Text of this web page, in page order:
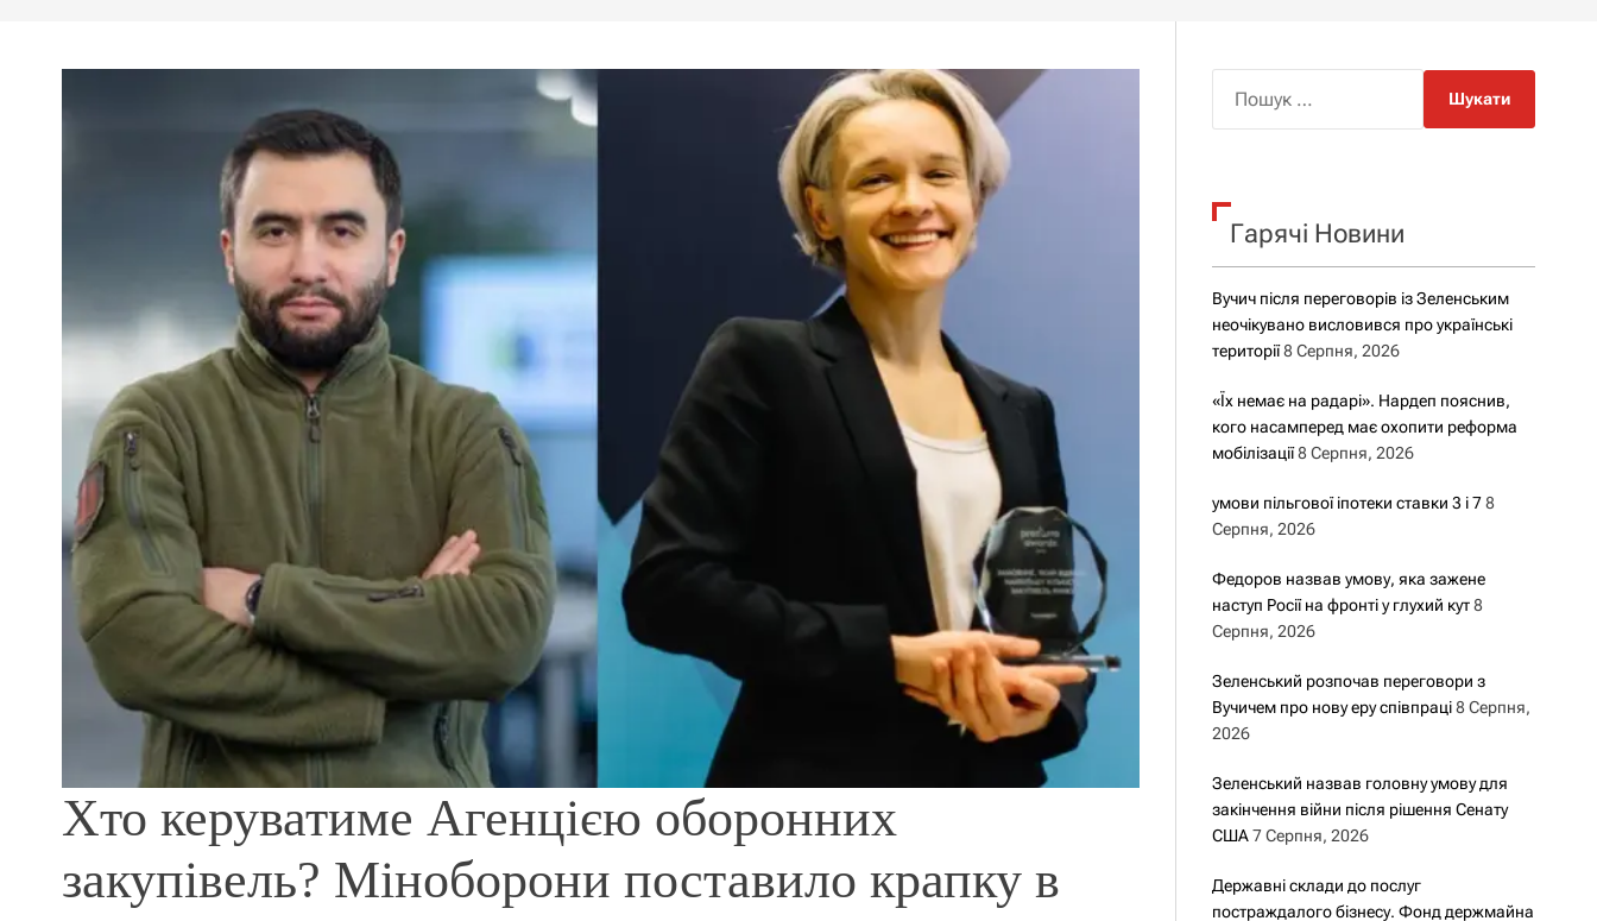
о
в
о
г
у
Хто керуватиме Агенцією оборонних
закупівель? Міноборони поставило крапку в
к
Гарячі Новини
Вучич після переговорів із Зеленським
неочікувано висловився про українські
території 8 Серпня, 2026
«Їх немає на радарі». Нардеп пояснив,
кого насамперед має охопити реформа
мобілізації 8 Серпня, 2026
умови пільгової іпотеки ставки 3 і 7 8
Серпня, 2026
Федоров назвав умову, яка зажене
наступ Росії на фронті у глухий кут 8
Серпня, 2026
Зеленський розпочав переговори з
Вучичем про нову еру співпраці 8 Серпня,
2026
Зеленський назвав головну умову для
закінчення війни після рішення Сенату
США 7 Серпня, 2026
Державні склади до послуг
постраждалого бізнесу. Фонд держмайна